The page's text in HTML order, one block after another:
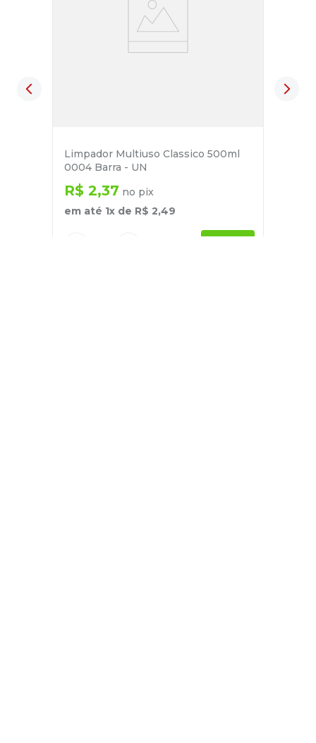
Limpador Multiuso Classico 500ml
0004 Barra - UN
R$ 2,37 no pix
em até 1x de R$ 2,49